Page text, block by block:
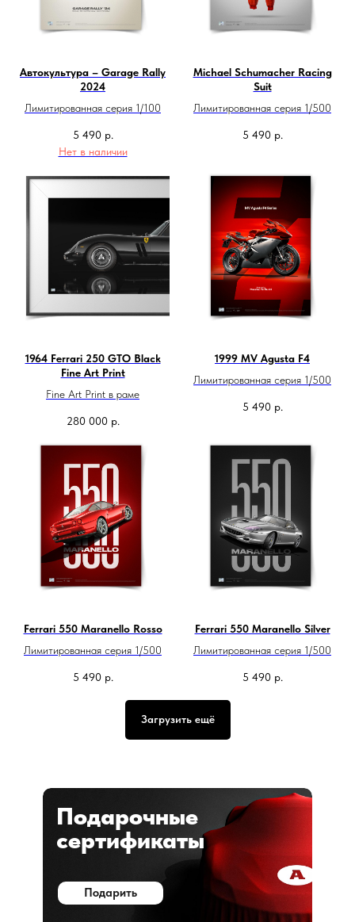
Автокультура – Garage Rally
2024
Лимитированная серия 1/100
5 490 р.
Нет в наличии
Michael Schumacher Racing
Suit
Лимитированная серия 1/500
5 490 р.
1964 Ferrari 250 GTO Black
Fine Art Print
Fine Art Print в раме
280 000 р.
1999 MV Agusta F4
Лимитированная серия 1/500
5 490 р.
Ferrari 550 Maranello Rosso
Лимитированная серия 1/500
5 490 р.
Ferrari 550 Maranello Silver
Лимитированная серия 1/500
5 490 р.
Загрузить ещё
Подарочные
сертификаты
Подарить